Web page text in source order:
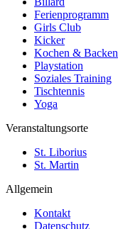
Ferienprogramm
Girls Club
Kicker
Kochen & Backen
Playstation
Soziales Training
Tischtennis
Yoga
Veranstaltungsorte
St. Liborius
St. Martin
Allgemein
Kontakt
Datenschutz